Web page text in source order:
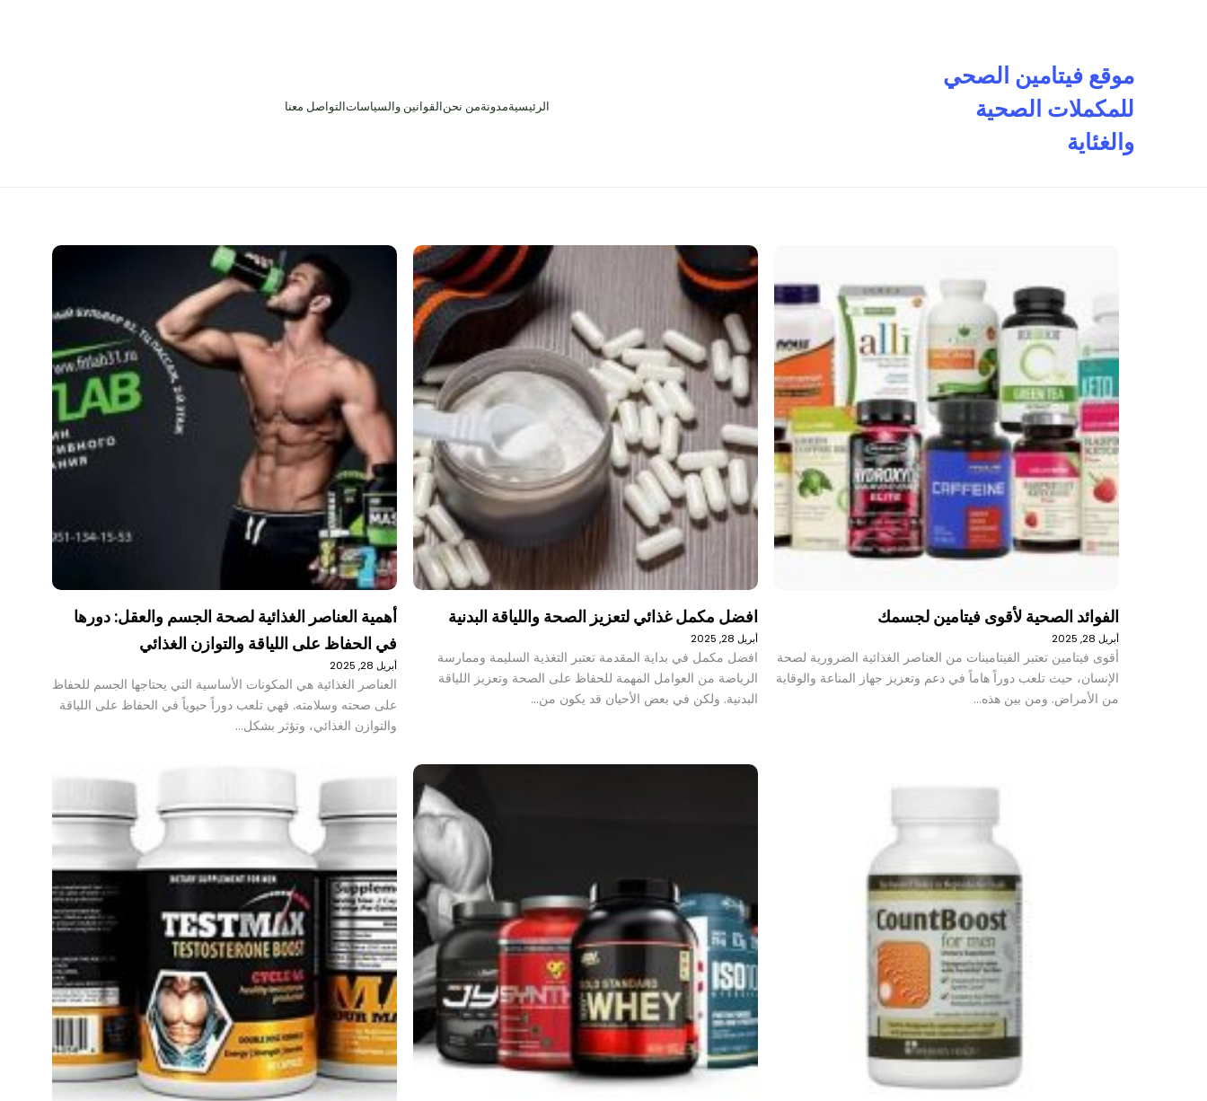
موقع فيتامين الصحي
للمكملات الصحية
والغئاية
الرئيسيةمدونةمن نحنالقوانين والسياساتالتواصل معنا
الفوائد الصحية لأقوى فيتامين لجسمك
أبريل 28, 2025
أقوى فيتامين تعتبر الفيتامينات من العناصر الغذائية الضرورية لصحة
الإنسان، حيث تلعب دوراً هاماً في دعم وتعزيز جهاز المناعة والوقاية
من الأمراض. ومن بين هذه…
افضل مكمل غذائي لتعزيز الصحة واللياقة البدنية
أبريل 28, 2025
افضل مكمل في بداية المقدمة تعتبر التغذية السليمة وممارسة
الرياضة من العوامل المهمة للحفاظ على الصحة وتعزيز اللياقة
البدنية. ولكن في بعض الأحيان قد يكون من…
أهمية العناصر الغذائية لصحة الجسم والعقل: دورها
في الحفاظ على اللياقة والتوازن الغذائي
أبريل 28, 2025
العناصر الغذائية هي المكونات الأساسية التي يحتاجها الجسم للحفاظ
على صحته وسلامته. فهي تلعب دوراً حيوياً في الحفاظ على اللياقة
والتوازن الغذائي، وتؤثر بشكل…